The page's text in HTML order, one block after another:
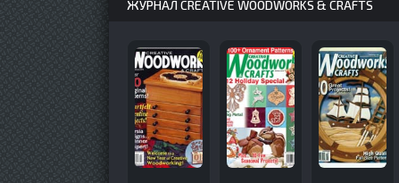
ЖУРНАЛ CREATIVE WOODWORKS & CRAFTS